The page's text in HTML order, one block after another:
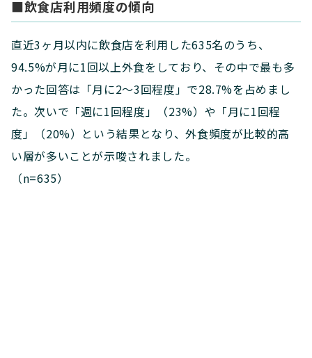
■飲食店利用頻度の傾向
直近3ヶ月以内に飲食店を利用した635名のうち、
94.5%が月に1回以上外食をしており、その中で最も多
かった回答は「月に2〜3回程度」で28.7%を占めまし
た。次いで「週に1回程度」（23%）や「月に1回程
度」（20%）という結果となり、外食頻度が比較的高
い層が多いことが示唆されました。
（n=635）